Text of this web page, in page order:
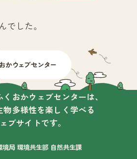
でした。
おかウェブセンターは、
物多様性を楽しく学べる
ブサイトです。
境局 環境共生部 自然共生課